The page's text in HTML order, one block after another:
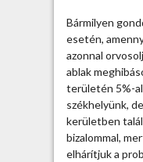
Bármilyen
esetén,
azonnal
ablak
területén 5%-
székhelyünk,
kerületben
bizalommal,
elhárítjuk a